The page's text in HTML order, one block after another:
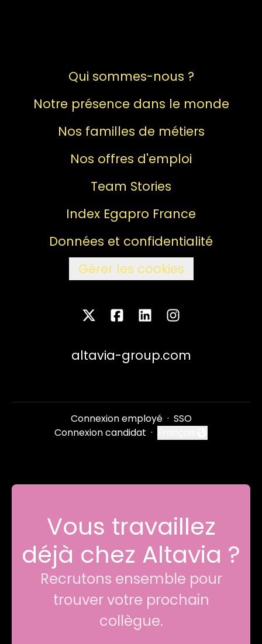
Qui sommes-nous ?
Notre présence dans le monde
Nos familles de métiers
Nos offres d'emploi
Team Stories
Index Egapro France
Données et confidentialité
Gérer les cookies
altavia-group.com
Connexion employé · SSO
Connexion candidat · Changer la langue
Vous travaillez
déjà chez Altavia ?
Recrutons ensemble pour
trouver votre prochain
collègue.